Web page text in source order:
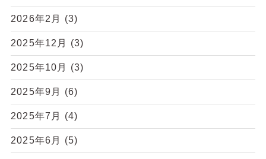
2026年2月 (3)
2025年12月 (3)
2025年10月 (3)
2025年9月 (6)
2025年7月 (4)
2025年6月 (5)